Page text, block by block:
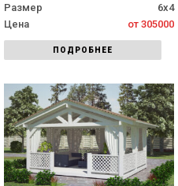
Размер
6х4
Цена
от 305000
ПОДРОБНЕЕ